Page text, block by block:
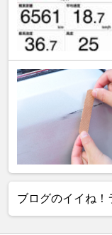
ブログのイイね！